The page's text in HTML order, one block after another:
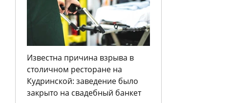
Известна причина взрыва в
столичном ресторане на
Кудринской: заведение было
закрыто на свадебный банкет